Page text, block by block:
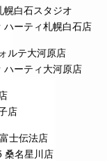
幌白石スタジオ
ハーティ札幌白石店
ルテ大河原店
ハーティ大河原店
店
士伝法店
桑名星川店